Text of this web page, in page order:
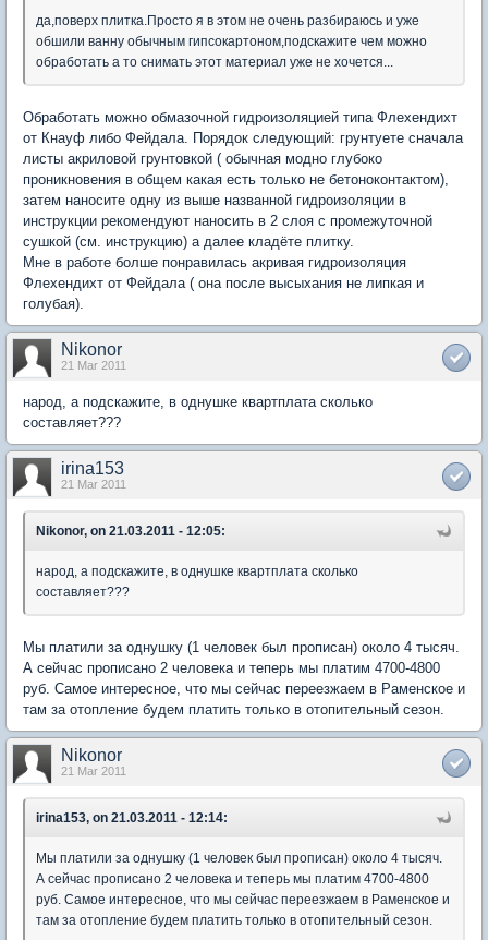
да,поверх плитка.Просто я в этом не очень разбираюсь и уже
обшили ванну обычным гипсокартоном,подскажите чем можно
обработать а то снимать этот материал уже не хочется...
Обработать можно обмазочной гидроизоляцией типа Флехендихт
от Кнауф либо Фейдала. Порядок следующий: грунтуете сначала
листы акриловой грунтовкой ( обычная модно глубоко
проникновения в общем какая есть только не бетоноконтактом),
затем наносите одну из выше названной гидроизоляции в
инструкции рекомендуют наносить в 2 слоя с промежуточной
сушкой (см. инструкцию) а далее кладёте плитку.
Мне в работе болше понравилась акривая гидроизоляция
Флехендихт от Фейдала ( она после высыхания не липкая и
голубая).
Nikonor
21 Mar 2011
народ, а подскажите, в однушке квартплата сколько
составляет???
irina153
21 Mar 2011
Nikonor, on 21.03.2011 - 12:05:
народ, а подскажите, в однушке квартплата сколько
составляет???
Мы платили за однушку (1 человек был прописан) около 4 тысяч.
А сейчас прописано 2 человека и теперь мы платим 4700-4800
руб. Самое интересное, что мы сейчас переезжаем в Раменское и
там за отопление будем платить только в отопительный сезон.
Nikonor
21 Mar 2011
irina153, on 21.03.2011 - 12:14:
Мы платили за однушку (1 человек был прописан) около 4 тысяч.
А сейчас прописано 2 человека и теперь мы платим 4700-4800
руб. Самое интересное, что мы сейчас переезжаем в Раменское и
там за отопление будем платить только в отопительный сезон.